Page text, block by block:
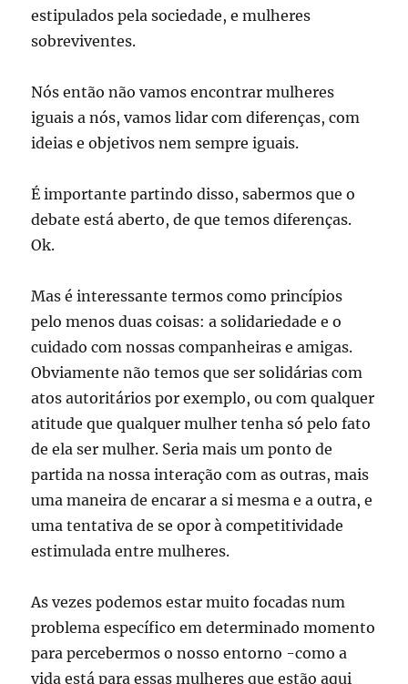
estipulados pela sociedade, e mulheres
sobreviventes.
Nós então não vamos encontrar mulheres
iguais a nós, vamos lidar com diferenças, com
ideias e objetivos nem sempre iguais.
É importante partindo disso, sabermos que o
debate está aberto, de que temos diferenças.
Ok.
Mas é interessante termos como princípios
pelo menos duas coisas: a solidariedade e o
cuidado com nossas companheiras e amigas.
Obviamente não temos que ser solidárias com
atos autoritários por exemplo, ou com qualquer
atitude que qualquer mulher tenha só pelo fato
de ela ser mulher. Seria mais um ponto de
partida na nossa interação com as outras, mais
uma maneira de encarar a si mesma e a outra, e
uma tentativa de se opor à competitividade
estimulada entre mulheres.
As vezes podemos estar muito focadas num
problema específico em determinado momento
para percebermos o nosso entorno -como a
vida está para essas mulheres que estão aqui